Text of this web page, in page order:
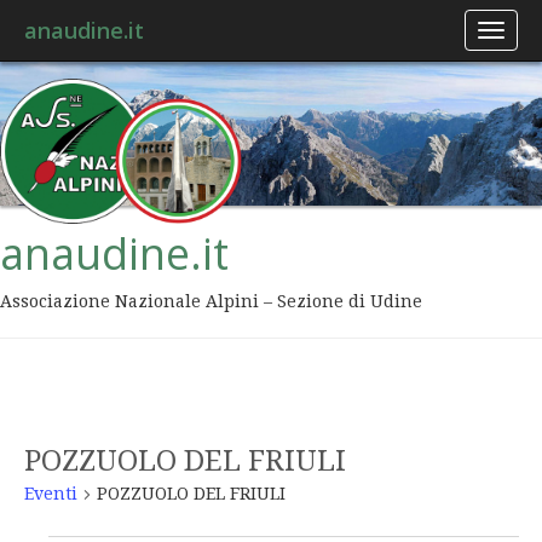
anaudine.it
anaudine.it
Associazione Nazionale Alpini – Sezione di Udine
POZZUOLO DEL FRIULI
Eventi POZZUOLO DEL FRIULI